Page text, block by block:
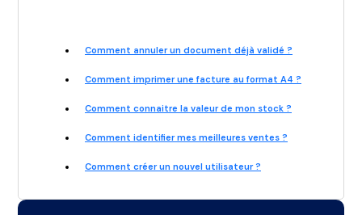
Comment annuler un document déjà validé ?
Comment imprimer une facture au format A4 ?
Comment connaitre la valeur de mon stock ?
Comment identifier mes meilleures ventes ?
Comment créer un nouvel utilisateur ?